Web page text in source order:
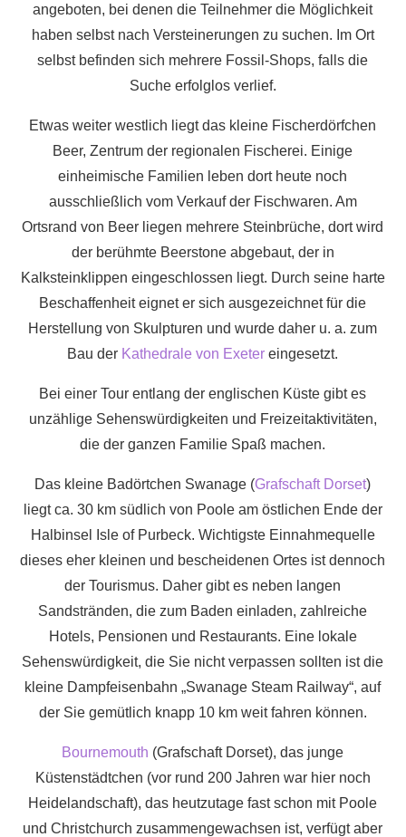
angeboten, bei denen die Teilnehmer die Möglichkeit
haben selbst nach Versteinerungen zu suchen. Im Ort
selbst befinden sich mehrere Fossil-Shops, falls die
Suche erfolglos verlief.
Etwas weiter westlich liegt das kleine Fischerdörfchen
Beer, Zentrum der regionalen Fischerei. Einige
einheimische Familien leben dort heute noch
ausschließlich vom Verkauf der Fischwaren. Am
Ortsrand von Beer liegen mehrere Steinbrüche, dort wird
der berühmte Beerstone abgebaut, der in
Kalksteinklippen eingeschlossen liegt. Durch seine harte
Beschaffenheit eignet er sich ausgezeichnet für die
Herstellung von Skulpturen und wurde daher u. a. zum
Bau der Kathedrale von Exetereingesetzt.
Bei einer Tour entlang der englischen Küste gibt es
unzählige Sehenswürdigkeiten und Freizeitaktivitäten,
die der ganzen Familie Spaß machen.
Das kleine Badörtchen Swanage (Grafschaft Dorset)
liegt ca. 30 km südlich von Poole am östlichen Ende der
Halbinsel Isle of Purbeck. Wichtigste Einnahmequelle
dieses eher kleinen und bescheidenen Ortes ist dennoch
der Tourismus. Daher gibt es neben langen
Sandstränden, die zum Baden einladen, zahlreiche
Hotels, Pensionen und Restaurants. Eine lokale
Sehenswürdigkeit, die Sie nicht verpassen sollten ist die
kleine Dampfeisenbahn „Swanage Steam Railway“, auf
der Sie gemütlich knapp 10 km weit fahren können.
Bournemouth (Grafschaft Dorset), das junge
Küstenstädtchen (vor rund 200 Jahren war hier noch
Heidelandschaft), das heutzutage fast schon mit Poole
und Christchurch zusammengewachsen ist, verfügt aber